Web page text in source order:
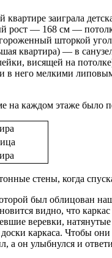
квартире заиграла
— 168 см —
шторкой
квартира) — в
висящей на
в него мелкими
каждом этаже было
стены, когда
был облицован
видно, что
веревки,
каркаса. Чтобы
а он улыбнулся и